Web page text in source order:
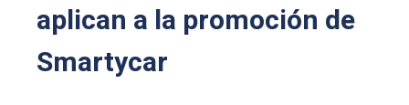
aplican a la promoción de
Smartycar